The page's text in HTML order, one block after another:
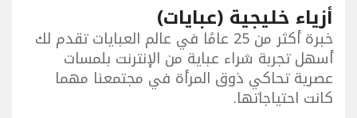
أزياء خليجية (عبايات)
خبرة أكثر من 25 عامًا في عالم العبايات تقدم لك
أسهل تجربة شراء عباية من الإنترنت بلمسات
عصرية تحاكي ذوق المرأة في مجتمعنا مهما
كانت احتياجاتها.